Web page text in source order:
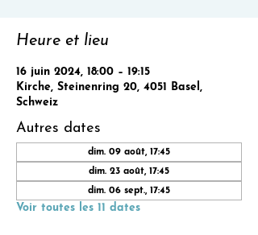
Heure et lieu
16 juin 2024, 18:00 – 19:15
Kirche, Steinenring 20, 4051 Basel,
Schweiz
Autres dates
dim. 09 août, 17:45
dim. 23 août, 17:45
dim. 06 sept., 17:45
Voir toutes les 11 dates